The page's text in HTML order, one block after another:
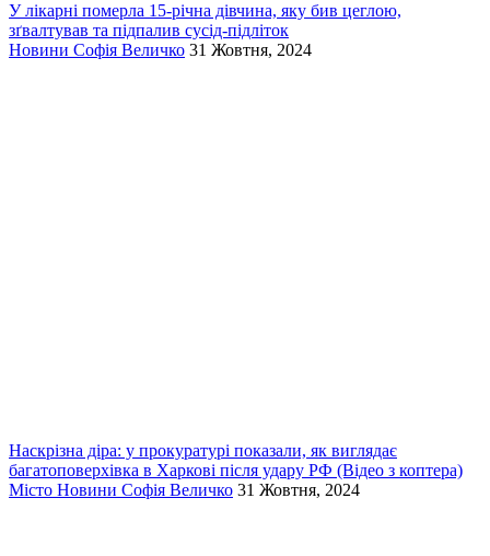
У лікарні померла 15-річна дівчина, яку бив цеглою,
зґвалтував та підпалив сусід-підліток
Новини Софія Величко 31 Жовтня, 2024
Наскрізна діра: у прокуратурі показали, як виглядає
багатоповерхівка в Харкові після удару РФ (Відео з коптера)
Місто Новини Софія Величко 31 Жовтня, 2024